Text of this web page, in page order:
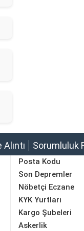
Sorumluluk
Posta Kodu
Son Depremler
Nöbetçi Eczane
KYK Yurtları
Kargo Şubeleri
Askerlik